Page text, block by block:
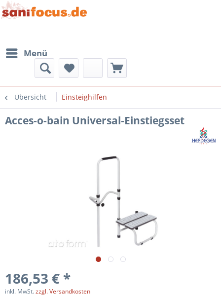
Menü
Übersicht Einsteighilfen
Acces-o-bain Universal-Einstiegsset
186,53 € *
inkl. MwSt.zzgl. Versandkosten